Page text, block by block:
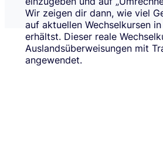
Wir zeigen dir dann, wie viel
auf aktuellen Wechselkursen
erhältst. Dieser reale
Auslandsüberweisungen mit
angewendet.